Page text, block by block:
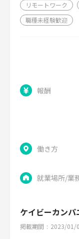
リモートワーク
職種未経験歓迎
報酬
働き方
就業場所/業
ケイビーカン
掲載期間 2023/01/